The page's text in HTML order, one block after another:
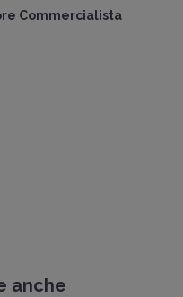
Commercialista
anche